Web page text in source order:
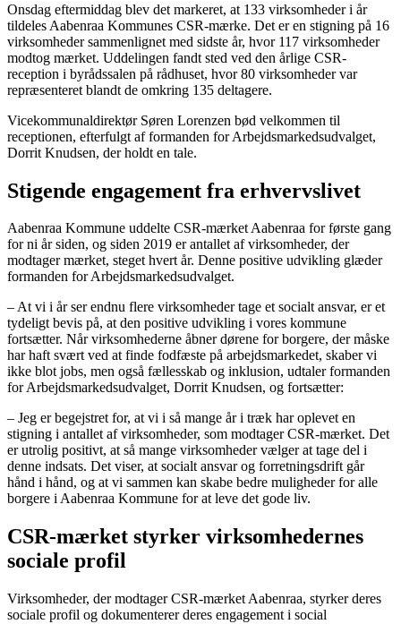
Onsdag eftermiddag blev det markeret, at 133 virksomheder i år
tildeles Aabenraa Kommunes CSR-mærke. Det er en stigning på 16
virksomheder sammenlignet med sidste år, hvor 117 virksomheder
modtog mærket. Uddelingen fandt sted ved den årlige CSR-
reception i byrådssalen på rådhuset, hvor 80 virksomheder var
repræsenteret blandt de omkring 135 deltagere.
Vicekommunaldirektør Søren Lorenzen bød velkommen til
receptionen, efterfulgt af formanden for Arbejdsmarkedsudvalget,
Dorrit Knudsen, der holdt en tale.
Stigende engagement fra erhvervslivet
Aabenraa Kommune uddelte CSR-mærket Aabenraa for første gang
for ni år siden, og siden 2019 er antallet af virksomheder, der
modtager mærket, steget hvert år. Denne positive udvikling glæder
formanden for Arbejdsmarkedsudvalget.
– At vi i år ser endnu flere virksomheder tage et socialt ansvar, er et
tydeligt bevis på, at den positive udvikling i vores kommune
fortsætter. Når virksomhederne åbner dørene for borgere, der måske
har haft svært ved at finde fodfæste på arbejdsmarkedet, skaber vi
ikke blot jobs, men også fællesskab og inklusion, udtaler formanden
for Arbejdsmarkedsudvalget, Dorrit Knudsen, og fortsætter:
– Jeg er begejstret for, at vi i så mange år i træk har oplevet en
stigning i antallet af virksomheder, som modtager CSR-mærket. Det
er utrolig positivt, at så mange virksomheder vælger at tage del i
denne indsats. Det viser, at socialt ansvar og forretningsdrift går
hånd i hånd, og at vi sammen kan skabe bedre muligheder for alle
borgere i Aabenraa Kommune for at leve det gode liv.
CSR-mærket styrker virksomhedernes
sociale profil
Virksomheder, der modtager CSR-mærket Aabenraa, styrker deres
sociale profil og dokumenterer deres engagement i social